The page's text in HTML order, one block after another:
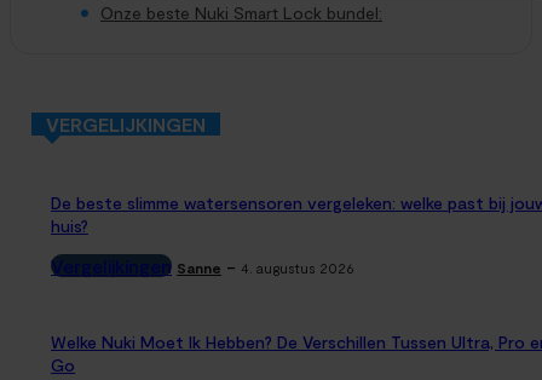
Onze beste Nuki Smart Lock bundel:
VERGELIJKINGEN
De beste slimme watersensoren vergeleken: welke past bij
huis?
Vergelijkingen Sanne - 4. augustus 2026
Welke Nuki Moet Ik Hebben? De Verschillen Tussen Ultra, Pro
Go